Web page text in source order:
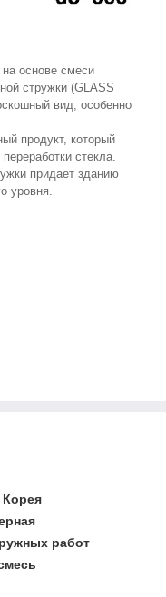
основе смеси
стружки (GLASS
вид, особенно
продукт, который
стекла.
придает зданию
уровня.
работ